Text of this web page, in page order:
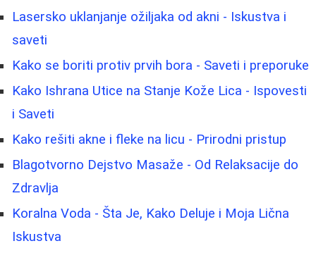
Lasersko uklanjanje ožiljaka od akni - Iskustva i
saveti
Kako se boriti protiv prvih bora - Saveti i preporuke
Kako Ishrana Utice na Stanje Kože Lica - Ispovesti
i Saveti
Kako rešiti akne i fleke na licu - Prirodni pristup
Blagotvorno Dejstvo Masaže - Od Relaksacije do
Zdravlja
Koralna Voda - Šta Je, Kako Deluje i Moja Lična
Iskustva